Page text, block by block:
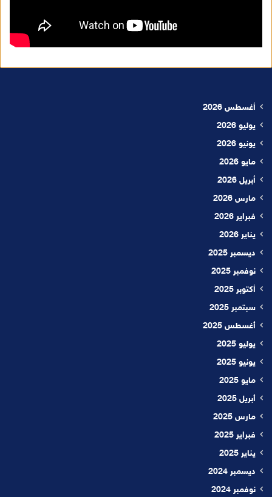
أغسطس 2026
يوليو 2026
يونيو 2026
مايو 2026
أبريل 2026
مارس 2026
فبراير 2026
يناير 2026
ديسمبر 2025
نوفمبر 2025
أكتوبر 2025
سبتمبر 2025
أغسطس 2025
يوليو 2025
يونيو 2025
مايو 2025
أبريل 2025
مارس 2025
فبراير 2025
يناير 2025
ديسمبر 2024
نوفمبر 2024